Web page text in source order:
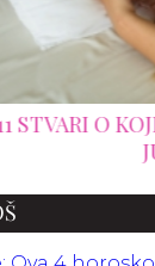
ŽENE
JUTARNJEG